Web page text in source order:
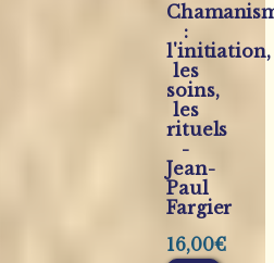
:
l'initiation,
les
soins,
les
rituels
-
Jean-
Paul
Fargier
16,00€